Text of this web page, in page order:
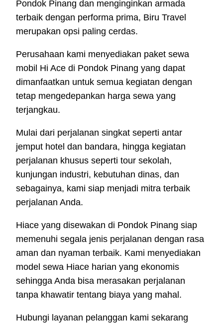
Pondok Pinang dan menginginkan armada
terbaik dengan performa prima, Biru Travel
merupakan opsi paling cerdas.
Perusahaan kami menyediakan paket sewa
mobil Hi Ace di Pondok Pinang yang dapat
dimanfaatkan untuk semua kegiatan dengan
tetap mengedepankan harga sewa yang
terjangkau.
Mulai dari perjalanan singkat seperti antar
jemput hotel dan bandara, hingga kegiatan
perjalanan khusus seperti tour sekolah,
kunjungan industri, kebutuhan dinas, dan
sebagainya, kami siap menjadi mitra terbaik
perjalanan Anda.
Hiace yang disewakan di Pondok Pinang siap
memenuhi segala jenis perjalanan dengan rasa
aman dan nyaman terbaik. Kami menyediakan
model sewa Hiace harian yang ekonomis
sehingga Anda bisa merasakan perjalanan
tanpa khawatir tentang biaya yang mahal.
Hubungi layanan pelanggan kami sekarang